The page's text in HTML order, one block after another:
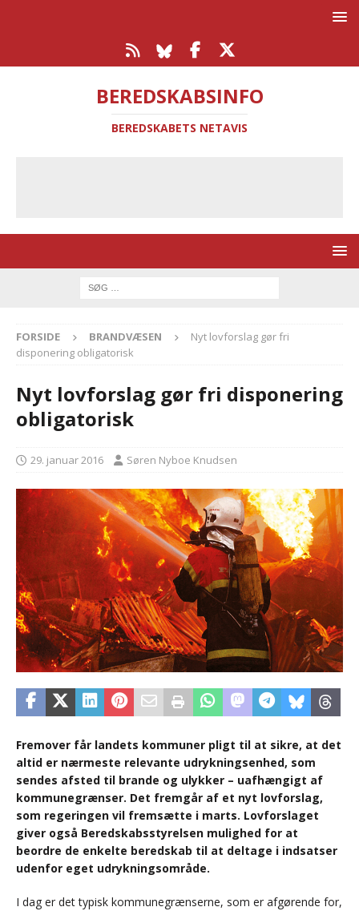
BEREDSKABSINFO
BEREDSKABETS NETAVIS
FORSIDE BRANDVÆSEN
Nyt lovforslag gør fri
disponering obligatorisk
Nyt lovforslag gør fri disponering
obligatorisk
29. januar 2016 Søren Nyboe Knudsen
Fremover får landets kommuner pligt til at sikre, at det
altid er nærmeste relevante udrykningsenhed, som
sendes afsted til brande og ulykker – uafhængigt af
kommunegrænser. Det fremgår af et nyt lovforslag,
som regeringen vil fremsætte i marts. Lovforslaget
giver også Beredskabsstyrelsen mulighed for at
beordre de enkelte beredskab til at deltage i indsatser
udenfor eget udrykningsområde.
I dag er det typisk kommunegrænserne, som er afgørende for,